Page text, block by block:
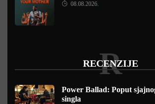
08.08.2026.
RECENZIJE
R
Power Ballad: Poput
singla